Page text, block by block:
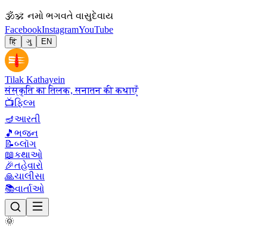
🕉ॐ નમો ભગવતે વાસુદેવાય
FacebookInstagramYouTube
हिं ગુ EN
Tilak Kathayein
संस्कृति का तिलक, सनातन की कथाएँ
📺ફિલ્મ
🪔આરતી
🎵 ભજન
📝બ્લૉગ
📖કથાઓ
🎉તહેવારો
🙏ચાલીસા
📚વાર્તાઓ
🌞